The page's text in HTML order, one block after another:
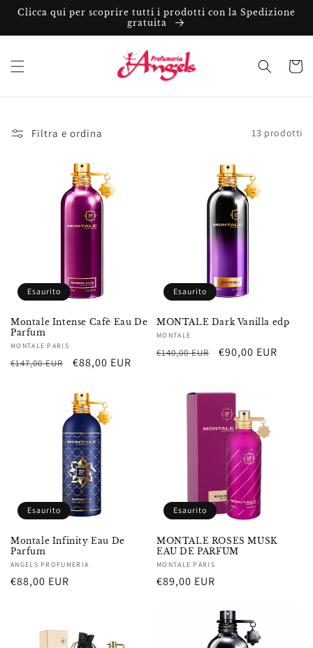
direttamente
Clicca qui per scoprire tutti i prodotti con la Spedizione
gratuita
Carrello
Filtra e ordina 13 prodotti
Esaurito
Montale Intense Cafè Eau De
Parfum
Fornitore:
MONTALE PARIS
Prezzo
€147,00 EUR
Prezzo
€88,00 EUR
Esaurito
MONTALE Dark Vanilla edp
Fornitore:
MONTALE
Prezzo
€140,00 EUR
Prezzo
€90,00 EUR
Esaurito
Montale Infinity Eau De
Parfum
Fornitore:
ANGELS PROFUMERIA
Prezzo
€88,00 EUR
Esaurito
MONTALE ROSES MUSK
EAU DE PARFUM
Fornitore:
MONTALE PARIS
Prezzo
€89,00 EUR